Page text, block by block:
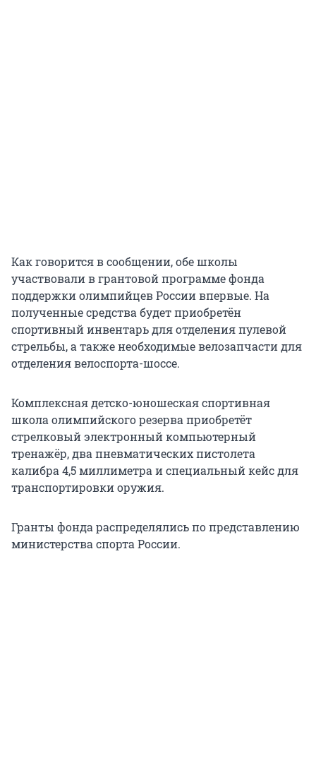
Как говорится в сообщении, обе школы
участвовали в грантовой программе фонда
поддержки олимпийцев России впервые. На
полученные средства будет приобретён
спортивный инвентарь для отделения пулевой
стрельбы, а также необходимые велозапчасти для
отделения велоспорта-шоссе.
Комплексная детско-юношеская спортивная
школа олимпийского резерва приобретёт
стрелковый электронный компьютерный
тренажёр, два пневматических пистолета
калибра 4,5 миллиметра и специальный кейс для
транспортировки оружия.
Гранты фонда распределялись по представлению
министерства спорта России.